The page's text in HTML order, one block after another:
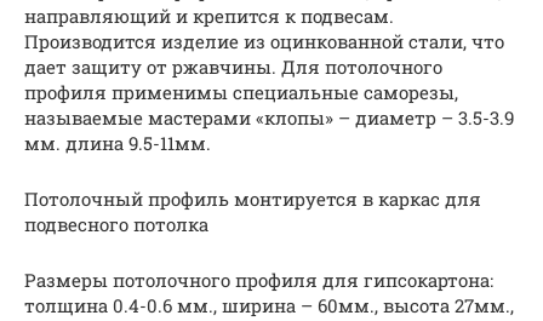
направляющий и крепится к подвесам.
Производится изделие из оцинкованной стали, что
дает защиту от ржавчины. Для потолочного
профиля применимы специальные саморезы,
называемые мастерами «клопы» – диаметр – 3.5-3.9
мм. длина 9.5-11мм.
Потолочный профиль монтируется в каркас для
подвесного потолка
Размеры потолочного профиля для гипсокартона:
толщина 0.4-0.6 мм., ширина – 60мм., высота 27мм.,